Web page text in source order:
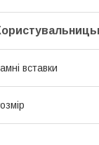
вставки